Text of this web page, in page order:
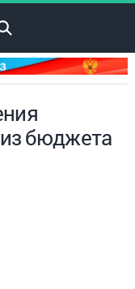
бюджета